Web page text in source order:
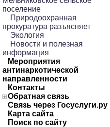
поселение
Природоохранная
прокуратура разъясняет
Экология
Новости и полезная
информация
Мероприятия
антинаркотической
направленности
Контакты
Обратная связь
Связь через Госуслуги.ру
Карта сайта
Поиск по сайту